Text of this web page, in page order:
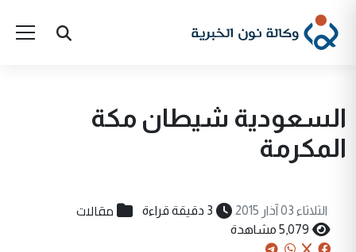
السعودية شيطان مكة
المكرمة
الثلاثاء 03 آذار 2015 3 دقيقة قراءة مقالات
5,079 مشاهدة